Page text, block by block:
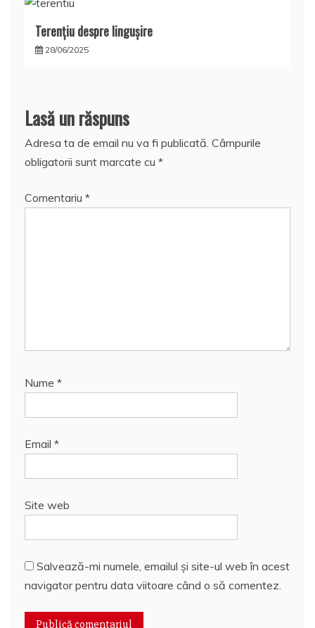
Terențiu despre lingușire
28/06/2025
Lasă un răspuns
Adresa ta de email nu va fi publicată. Câmpurile
obligatorii sunt marcate cu *
Comentariu *
Nume *
Email *
Site web
Salvează-mi numele, emailul și site-ul web în acest
navigator pentru data viitoare când o să comentez.